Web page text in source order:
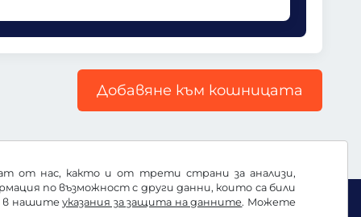
от нас, както и от трети страни за анализи,
по възможност с други данни, които са били
в нашитеуказания за защита на данните. Можете
Добавяне към кошницата